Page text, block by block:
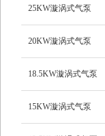
25KW漩涡式气泵
20KW漩涡式气泵
18.5KW漩涡式气泵
15KW漩涡式气泵